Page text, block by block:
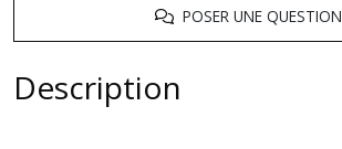
POSER UNE QUESTION
Description